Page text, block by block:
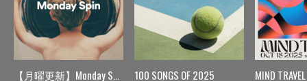
【月曜更新】Monday Spin 100 SONGS OF 2025 MIND TRAVEL